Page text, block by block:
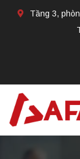
Tầng 3,